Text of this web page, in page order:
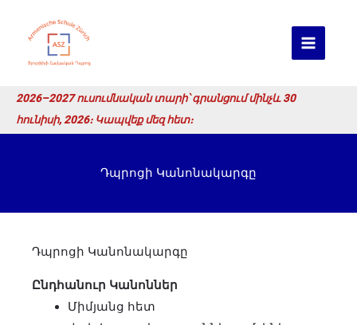
2026–2027 ուսումնական տարի՝ գրանցում մինչև 30
հունիսի, 2026։ Կապվեք մեզ հետ։
Դպրոցի Կանոնակարգը
Դպրոցի Կանոնակարգը
Ընդհանուր Կանոններ
Միմյանց հետ